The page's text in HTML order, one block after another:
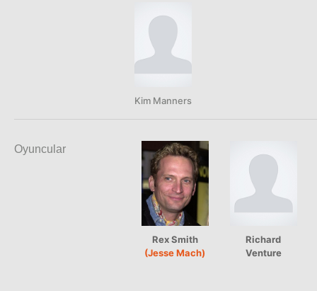
Kim Manners
Oyuncular
Rex Smith
(Jesse Mach)
Richard
Venture